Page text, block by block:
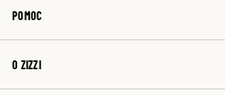
POMOC
O ZIZZI